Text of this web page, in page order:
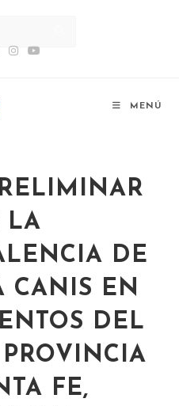
MENÚ
LA
DE
CANIS EN
DEL
FE,